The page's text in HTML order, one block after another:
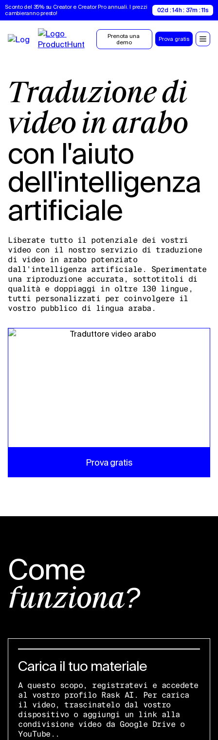
Sconto del 35% su Creator e Creator Pro annuali. I prezzi
cambieranno presto!
02d : 14h : 37m : 10s
Prenota una
demo
Prova gratis
Traduzione di
video in arabo
con l'aiuto
dell'intelligenza
artificiale
Liberate tutto il potenziale dei vostri
video con il nostro servizio di traduzione
di video in arabo potenziato
dall'intelligenza artificiale. Sperimentate
una riproduzione accurata, sottotitoli di
qualità e doppiaggi in oltre 130 lingue,
tutti personalizzati per coinvolgere il
vostro pubblico di lingua araba.
Prova gratis
Come
funziona?
Carica il tuo materiale
A questo scopo, registratevi e accedete
al vostro profilo Rask AI. Per carica
il video, trascinatelo dal vostro
dispositivo o aggiungi un link alla
condivisione video da Google Drive o
YouTube..